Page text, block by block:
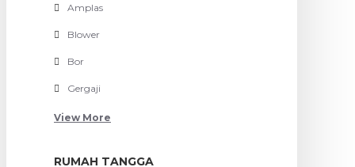
Amplas
Blower
Bor
Gergaji
View More
RUMAH TANGGA